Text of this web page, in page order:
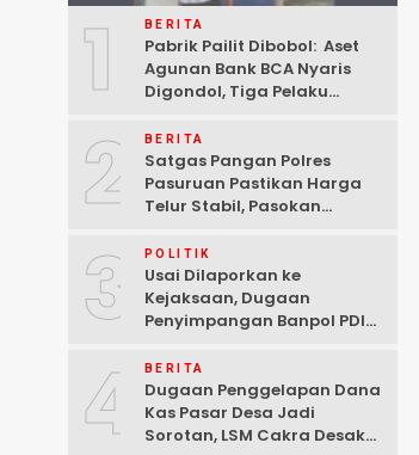
1 BERITA
Pabrik Pailit Dibobol: Aset
Agunan Bank BCA Nyaris
Digondol, Tiga Pelaku
Pasuruan
2 BERITA
Satgas Pangan Polres
Pasuruan Pastikan Harga
Telur Stabil, Pasokan
Kekhawatiran Fluktuasi
3 POLITIK
Usai Dilaporkan ke
Kejaksaan, Dugaan
Penyimpangan Banpol PDIP
Tuntas “6 Eks Ketua PAC
Cabut Laporan”
4 BERITA
Dugaan Penggelapan Dana
Kas Pasar Desa Jadi
Sorotan, LSM Cakra Desak